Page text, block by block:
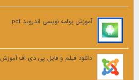
آموزش برنامه نویسی اندروید pdf
دانلود فیلم و فایل پی دی اف آموزش